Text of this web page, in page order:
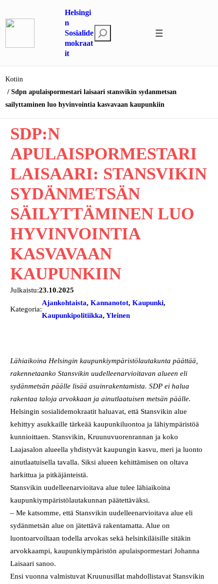
sisältöön
Helsingi
n
Sosialide
mokraat
it
t
i
Kotiin
Sdpn apulaispormestari laisaari stansvikin sydanmetsan
sailyttaminen luo hyvinvointia kasvavaan kaupunkiin
SDP:N
APULAISPORMESTARI
LAISAARI: STANSVIKIN
SYDÄNMETSÄN
SÄILYTTÄMINEN LUO
HYVINVOINTIA
KASVAVAAN
KAUPUNKIIN
Julkaistu:23.10.2025
Kategoria:
Ajankohtaista, Kannanotot, Kaupunki
Kaupunkipolitiikka, Yleinen
Lähiaikoina Helsingin kaupunkiympäristölautakunta päättää,
rakennetaanko Stansvikin uudelleenarvioitavan alueen eli
sydänmetsän päälle lisää asuinrakentamista. SDP ei halua
rakentaa taloja arvokkaan ja ainutlaatuisen metsän päälle.
Helsingin sosialidemokraatit haluavat, että Stansvikin alue
kehittyy asukkaille tärkeää kaupunkiluontoa ja lähiympäristöä
kunnioittaen. Stansvikin, Kruunuvuorenrannan ja koko
Laajasalon alueella yhdistyvät kaupungin kasvu, meri ja luonto
ainutlaatuisella tavalla. Siksi alueen kehittämisen on oltava
harkittua ja pitkäjänteistä.
Stansvikin uudelleenarvioitava alue tulee lähiaikoina
kaupunkiympäristölautakunnan päätettäväksi.
– Me katsomme, että Stansvikin uudelleenarvioitava alue eli
sydänmetsän alue on jätettävä rakentamatta. Alue on
luontoarvoiltaan todella arvokas sekä helsinkiläisille sitäkin
arvokkaampi, kaupunkiympäristön apulaispormestari Johanna
Laisaari sanoo.
Ensi vuonna valmistuvat Kruunusillat mahdollistavat Stansvikin